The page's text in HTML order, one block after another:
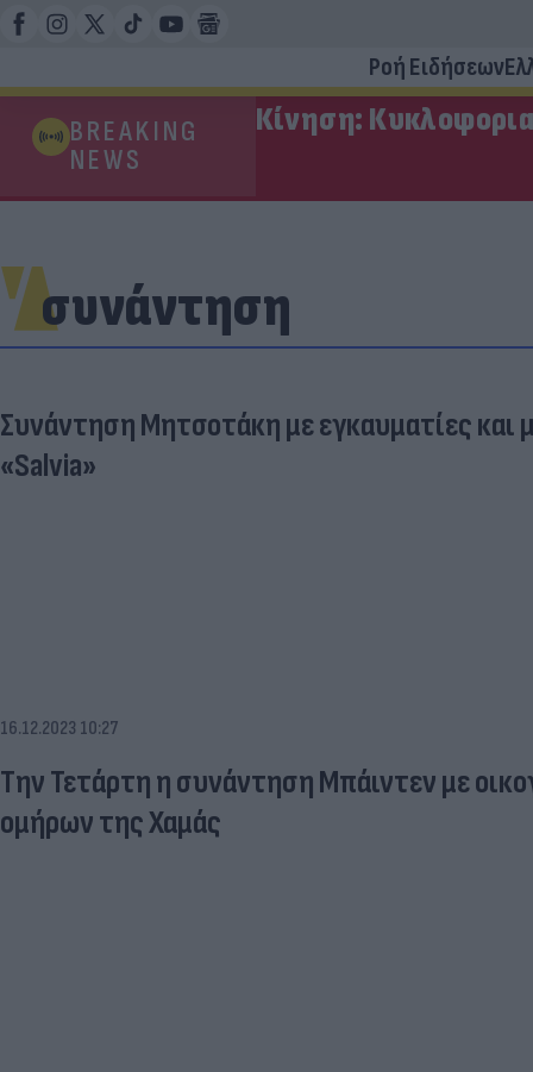
Ροή Ειδήσεων
BREAKING
NEWS
Κίνηση:
συνάντηση
Συνάντηση Μητσοτάκη με εγκαυματίες και
«Salvia»
16.12.2023 10:27
Την Τετάρτη η συνάντηση Μπάιντεν με
ομήρων της Χαμάς